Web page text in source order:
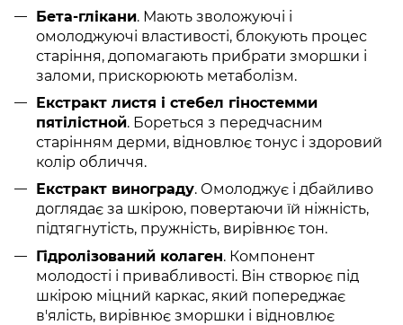
Бета-глікани. Мають зволожуючі і
омолоджуючі властивості, блокують процес
старіння, допомагають прибрати зморшки і
заломи, прискорюють метаболізм.
Екстракт листя і стебел гіностемми
пятілістной. Бореться з передчасним
старінням дерми, відновлює тонус і здоровий
колір обличчя.
Екстракт винограду. Омолоджує і дбайливо
доглядає за шкірою, повертаючи їй ніжність,
підтягнутість, пружність, вирівнює тон.
Гідролізований колаген. Компонент
молодості і привабливості. Він створює під
шкірою міцний каркас, який попереджає
в'ялість, вирівнює зморшки і відновлює